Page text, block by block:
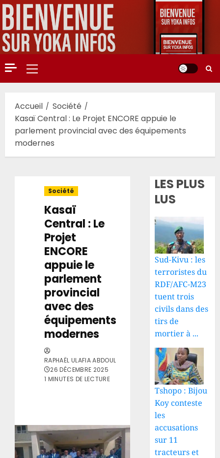
Aller
au
contenu
Menu
principal
Accueil
Société
Kasaï Central : Le Projet ENCORE appuie le
parlement provincial avec des équipements
modernes
Société
Kasaï
Central : Le
Projet
ENCORE
appuie le
parlement
provincial
avec des
équipements
modernes
RAPHAËL ULAFIA ABDOUL
26 DÉCEMBRE 2025
1 MINUTES DE LECTURE
LES PLUS
LUS
Sud-Kivu : les
terroristes du
RDF/AFC-M23
tuent trois
civils dans des
tirs de
mortier à ...
Tshopo : Bijou
Koy conteste
les
accusations
sur 11
tracteurs et